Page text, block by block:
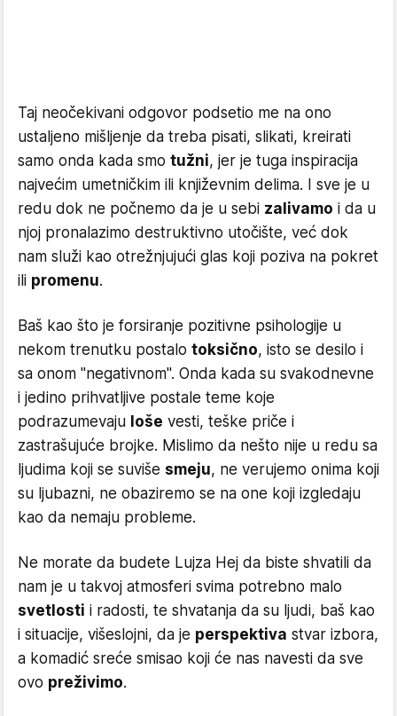
Taj neočekivani odgovor podsetio me na ono
ustaljeno mišljenje da treba pisati, slikati, kreirati
samo onda kada smo tužni, jer je tuga inspiracija
najvećim umetničkim ili književnim delima. I sve je u
redu dok ne počnemo da je u sebi zalivamo i da u
njoj pronalazimo destruktivno utočište, već dok
nam služi kao otrežnjujući glas koji poziva na pokret
ili promenu.
Baš kao što je forsiranje pozitivne psihologije u
nekom trenutku postalo toksično, isto se desilo i
sa onom ''negativnom''. Onda kada su svakodnevne
i jedino prihvatljive postale teme koje
podrazumevaju loše vesti, teške priče i
zastrašujuće brojke. Mislimo da nešto nije u redu sa
ljudima koji se suviše smeju, ne verujemo onima koji
su ljubazni, ne obaziremo se na one koji izgledaju
kao da nemaju probleme.
Ne morate da budete Lujza Hej da biste shvatili da
nam je u takvoj atmosferi svima potrebno malo
svetlosti i radosti, te shvatanja da su ljudi, baš kao
i situacije, višeslojni, da je perspektiva stvar izbora,
a komadić sreće smisao koji će nas navesti da sve
ovo preživimo.